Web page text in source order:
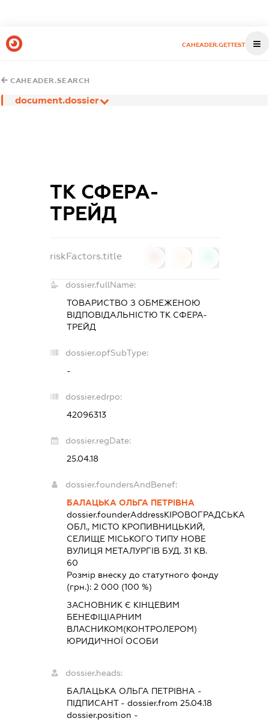
CAHEADER.GETTEST
CAHEADER.SEARCH
document.dossier
ТК СФЕРА-
ТРЕЙД
riskFactors.title
dossier.fullName:
ТОВАРИСТВО З ОБМЕЖЕНОЮ
ВІДПОВІДАЛЬНІСТЮТК СФЕРА-
ТРЕЙД
dossier.opfSubType:
-
dossier.edrpo:
42096313
dossier.regDate:
25.04.18
dossier.foundersAndBenef:
БАЛАЦЬКА ОЛЬГА ПЕТРІВНА
dossier.founderAddressКІРОВОГРАДСЬКА
ОБЛ., МІСТО КРОПИВНИЦЬКИЙ,
СЕЛИЩЕ МІСЬКОГО ТИПУ НОВЕ
ВУЛИЦЯ МЕТАЛУРГІВ БУД. 31 КВ.
60
Розмір внеску до статутного фонду
(грн.):2 000 (100 %)
ЗАСНОВНИК Є КІНЦЕВИМ
БЕНЕФІЦІАРНИМ
ВЛАСНИКОМ(КОНТРОЛЕРОМ)
ЮРИДИЧНОЇ ОСОБИ
dossier.heads:
БАЛАЦЬКА ОЛЬГА ПЕТРІВНА -
ПІДПИСАНТ- dossier.from 25.04.18
dossier.position -